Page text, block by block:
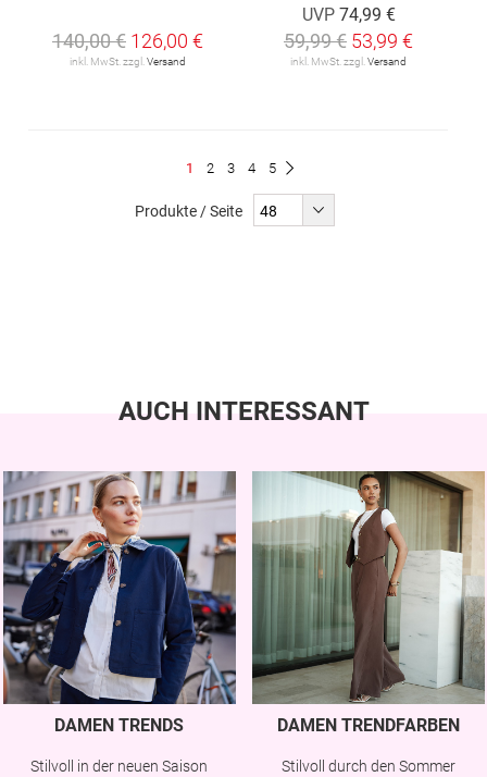
140,00 € 126,00 €
inkl. MwSt. zzgl. Versand
UVP 74,99 €
59,99 € 53,99 €
inkl. MwSt. zzgl. Versand
Du
1 Seite
2 Seite
3 Seite
4 Seite
5
Produkte / Seite
AUCH INTERESSANT
DAMEN TRENDS
Stilvoll in der neuen Saison
DAMEN TRENDFARBEN
Stilvoll durch den Sommer